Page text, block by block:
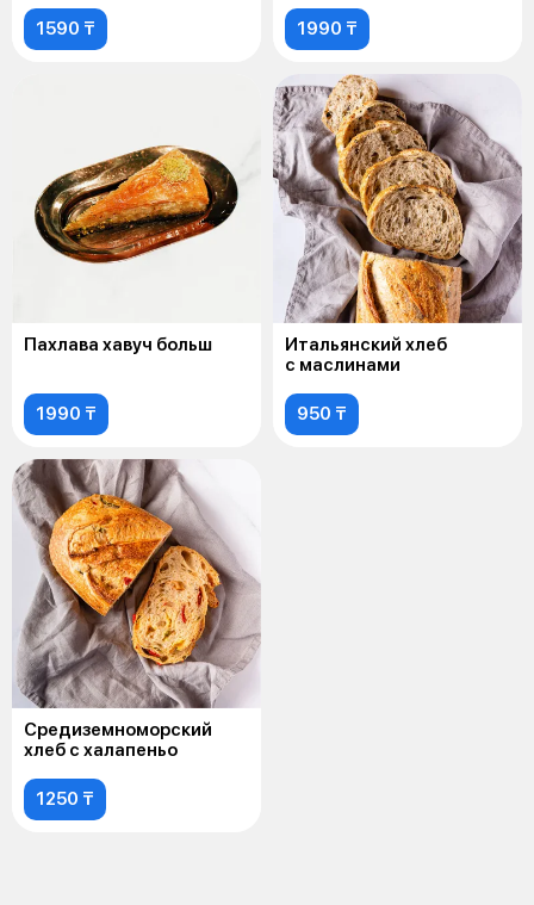
1590 ₸ 1990 ₸
Пахлава хавуч больш
1990 ₸
Итальянский хлеб
с маслинами
950 ₸
Средиземноморский
хлеб с халапеньо
1250 ₸